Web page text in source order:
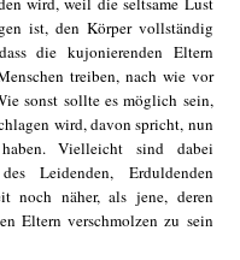
ist, den Körper vollständig
die kujonierenden Eltern
treiben, nach wie vor
sonst sollte es möglich sein,
wird, davon spricht, nun
Vielleicht sind dabei
Leidenden, Erduldenden
noch näher, als jene, deren
Eltern verschmolzen zu sein